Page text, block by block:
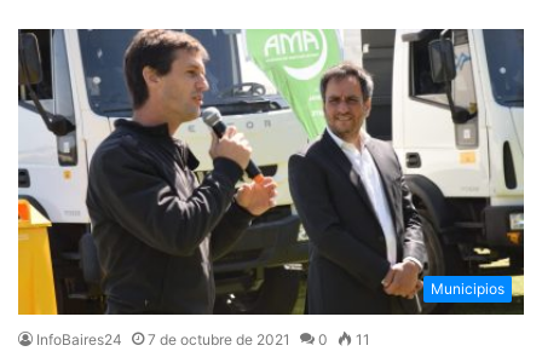
Municipios
InfoBaires24 7 de octubre de 2021 0 11